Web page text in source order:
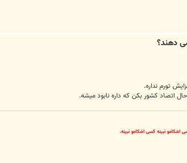
اشکامو نبینه کسی اشکامو نبینه.